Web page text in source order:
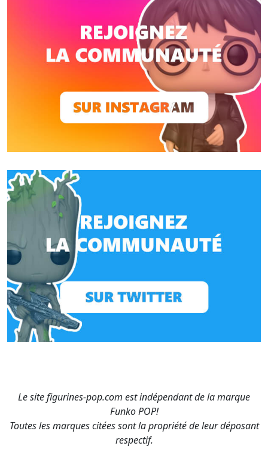
Le site figurines-pop.com est indépendant de la marque
Funko POP!
Toutes les marques citées sont la propriété de leur déposant
respectif.